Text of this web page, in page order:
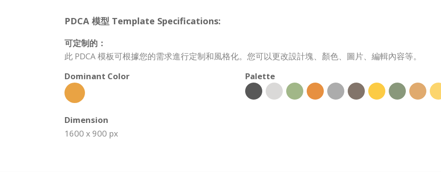
PDCA 模型 Template Specifications:
可定制的：
此 PDCA 模板可根據您的需求進行定制和風格化。您可以更改設計塊、顏色、圖片、編輯內容等。
Dominant Color
Palette
Dimension
1600 x 900 px